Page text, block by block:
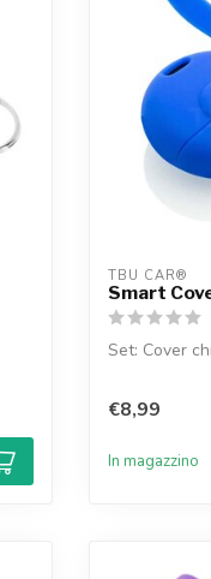
TBU CAR®
Smart
Set: Cover
€8,99
In magazzino